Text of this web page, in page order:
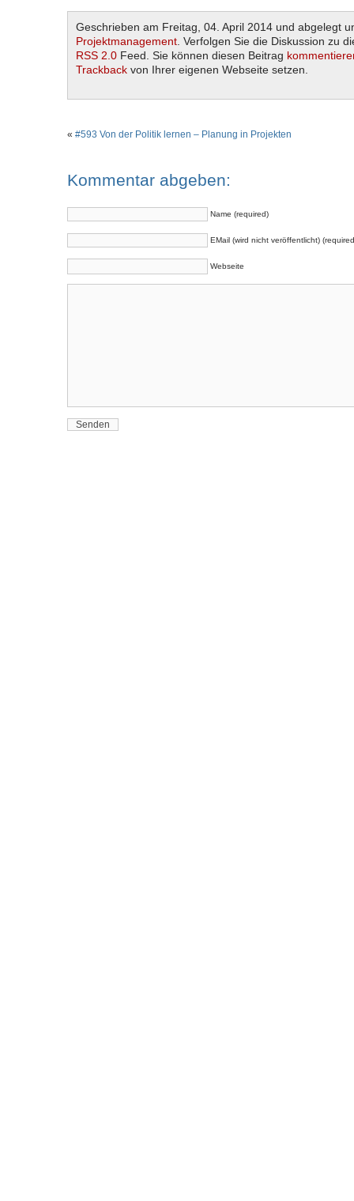
Geschrieben am Freitag, 04. April 2014 und abgelegt
Projektmanagement . Verfolgen Sie die Diskussion zu
RSS 2.0 Feed. Sie können diesen Beitrag
Trackback von Ihrer eigenen Webseite setzen.
« #593 Von der Politik lernen – Planung in Projekten
Kommentar abgeben:
Name (required)
EMail (wird nicht veröffentlicht)
Webseite